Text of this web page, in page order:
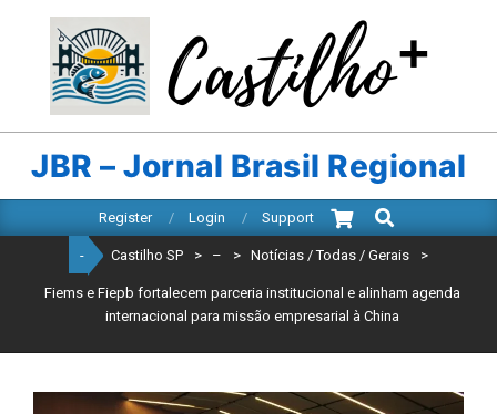
content
CASTILHO
SP
JBR – Jornal Brasil Regional
Navigation
Register Login Support
Search
- Castilho SP > – > Notícias / Todas / Gerais >
Fiems e Fiepb fortalecem parceria institucional e alinham agenda
internacional para missão empresarial à China